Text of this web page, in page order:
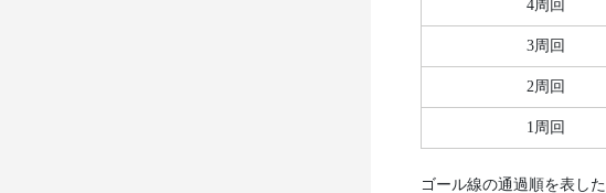
4周回
3周回
2周回
1周回
ゴール線の通過順を表し